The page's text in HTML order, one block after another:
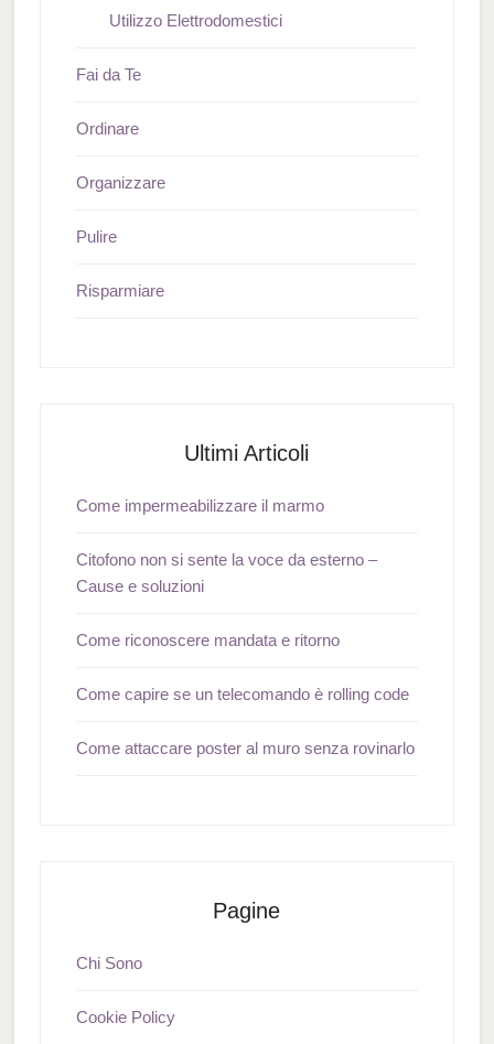
Utilizzo Elettrodomestici
Fai da Te
Ordinare
Organizzare
Pulire
Risparmiare
Ultimi Articoli
Come impermeabilizzare il marmo
Citofono non si sente la voce da esterno –
Cause e soluzioni
Come riconoscere mandata e ritorno
Come capire se un telecomando è rolling code
Come attaccare poster al muro senza rovinarlo
Pagine
Chi Sono
Cookie Policy